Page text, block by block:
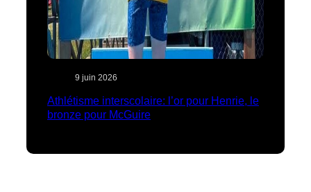
9 juin 2026
Athlétisme interscolaire: l’or pour Henrie, le
bronze pour McGuire